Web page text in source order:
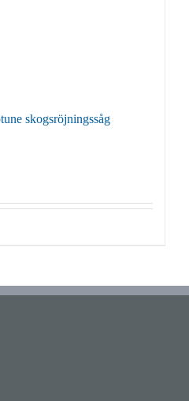
skogsröjningssåg